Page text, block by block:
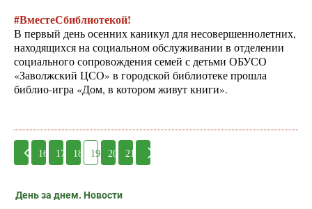
#ВместеСбиблиотекой!
В первый день осенних каникул для несовершеннолетних,
находящихся на социальном обслуживании в отделении
социального сопровождения семей с детьми ОБУСО
«Заволжский ЦСО» в городской библиотеке прошла
библио-игра «Дом, в котором живут книги».
16 17 18 19 20 21
День за днем. Новости